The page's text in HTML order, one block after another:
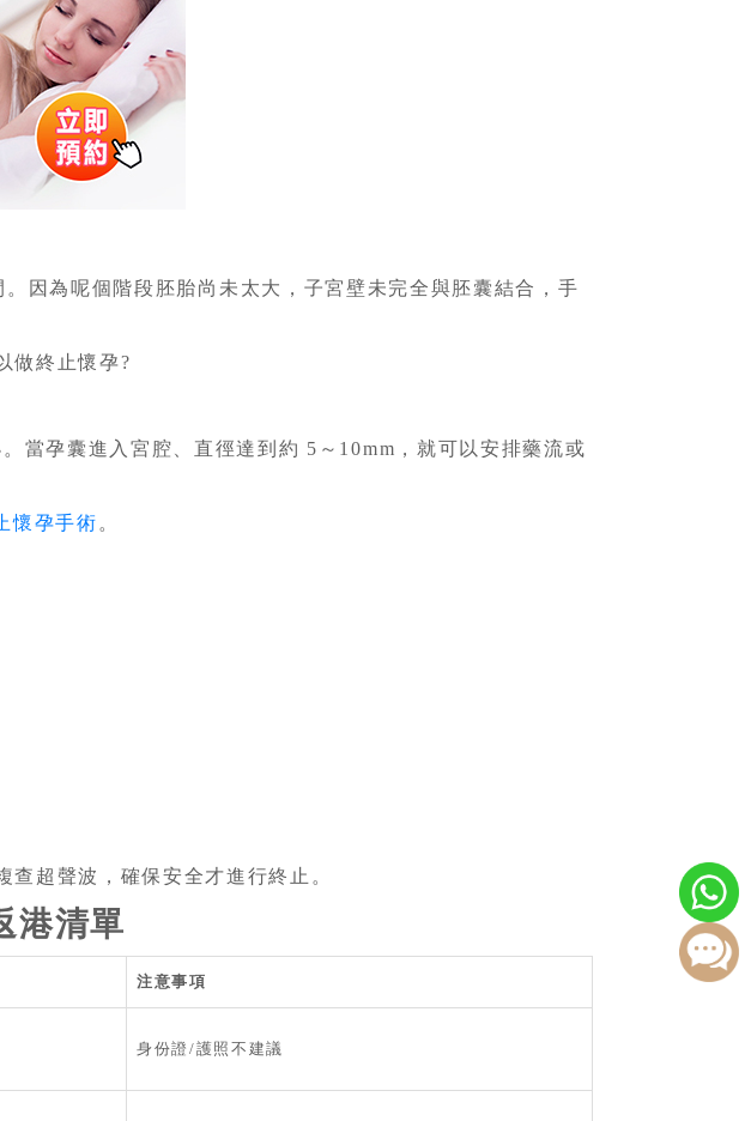
因為呢個階段胚胎尚未太大，子宮壁未完全與胚囊結合，手
做終止懷孕?
當孕囊進入宮腔、直徑達到約 5～10mm，就可以安排藥流或
懷孕手術 。
超聲波，確保安全才進行終止。
港清單
注意事項
身份證/護照不建議